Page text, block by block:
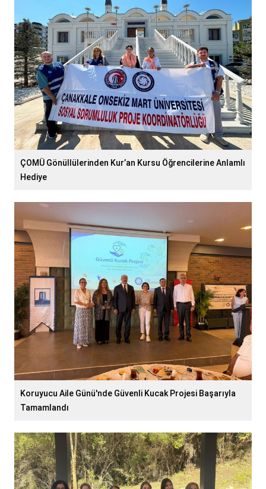
ÇOMÜ Gönüllülerinden Kur’an Kursu Öğrencilerine Anlamlı
Hediye
Koruyucu Aile Günü'nde Güvenli Kucak Projesi Başarıyla
Tamamlandı